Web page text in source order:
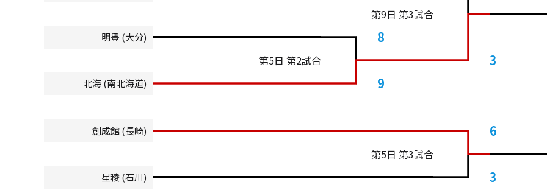
第9日 第3試合
明豊 (大分) 8
第5日 第2試合 3
北海 (南北海道) 9
創成館 (長崎) 6
第5日 第3試合
星稜 (石川) 3